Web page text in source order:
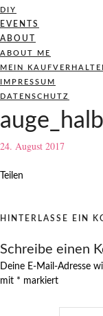
DIY
EVENTS
ABOUT
ABOUT ME
MEIN
IMPRESSUM
DATENSCHUTZ
24. August 2017
Teilen
HINTERLASSE EIN
Schreibe einen
Deine E-Mail-Adresse
mit * markiert